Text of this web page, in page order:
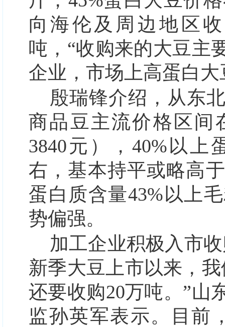
向海伦及周边地区
吨，“收购来的大豆主
企业，市场上高蛋白
殷瑞锋介绍，从东
商品豆主流价格区间
3840元），40%以上
右，基本持平或略高
蛋白质含量43%以上
势偏强。
加工企业积极入市
新季大豆上市以来，
还要收购20万吨。”山
监孙英军表示。目前